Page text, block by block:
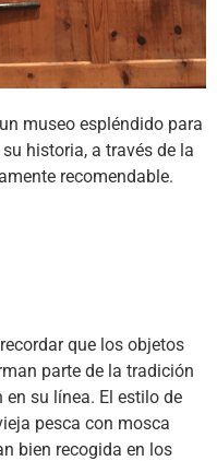
museo espléndido para
historia, a través de la
recomendable.
que los objetos
parte de la tradición
su línea. El estilo de
pesca con mosca
bien recogida en los